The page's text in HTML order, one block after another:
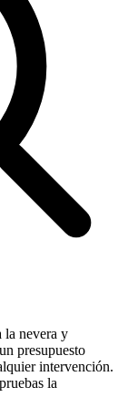
la nevera y
presupuesto
intervención.
la